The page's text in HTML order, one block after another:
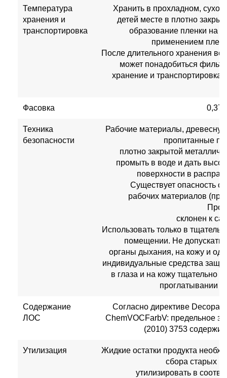
Температура
хранения и
транспортировка
Хранить в прохладном,
детей месте в плотно
образование пленки на
применением
После длительного хранения во
может понадобиться
хранение и транспортировка
Фасовка
Техника
безопасности
Рабочие материалы,
пропитанные
плотно закрытой
промыть в воде и дать
поверхности в
Существует опасность
рабочих материалов
склонен к
Использовать только в
помещении. Не допускать
органы дыхания, на кожу и
индивидуальные средства
в глаза и на кожу тщательно
проглатывании -
Содержание
ЛОС
Согласно директиве
ChemVOCFarbV: предельное
(2010) 3753
Утилизация
Жидкие остатки продукта
сбора старых
утилизировать в